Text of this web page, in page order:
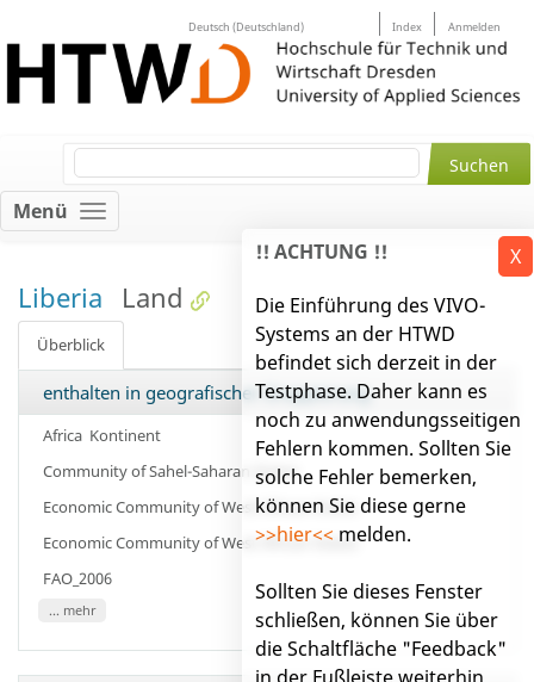
Deutsch (Deutschland) Index Anmelden
X
!! ACHTUNG !!
Die Einführung des VIVO-
Systems an der HTWD
befindet sich derzeit in der
Testphase. Daher kann es
noch zu anwendungsseitigen
Fehlern kommen. Sollten Sie
solche Fehler bemerken,
können Sie diese gerne
>>hier<< melden.
Sollten Sie dieses Fenster
schließen, können Sie über
die Schaltfläche "Feedback"
in der Fußleiste weiterhin
Menü
Liberia Land
Überblick
enthalten in geografischer Gruppierung
Africa Kontinent
Community of Sahel-Saharan States
Economic Community of West African States
Economic Community of West African States
FAO_2006
... mehr